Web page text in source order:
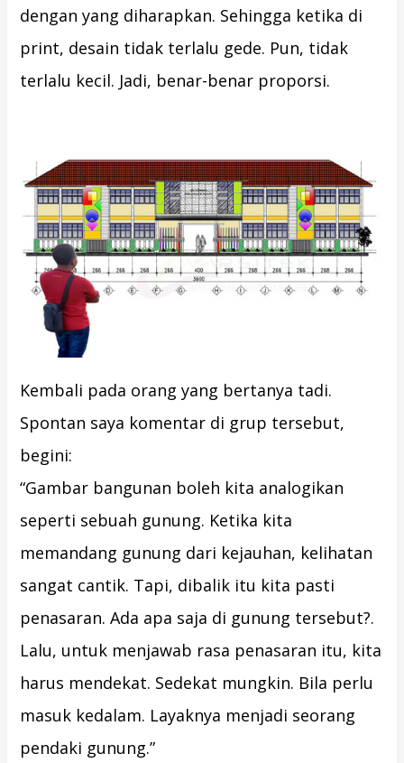
dengan yang diharapkan. Sehingga ketika di
print, desain tidak terlalu gede. Pun, tidak
terlalu kecil. Jadi, benar-benar proporsi.
Kembali pada orang yang bertanya tadi.
Spontan saya komentar di grup tersebut,
begini:
“Gambar bangunan boleh kita analogikan
seperti sebuah gunung. Ketika kita
memandang gunung dari kejauhan, kelihatan
sangat cantik. Tapi, dibalik itu kita pasti
penasaran. Ada apa saja di gunung tersebut?.
Lalu, untuk menjawab rasa penasaran itu, kita
harus mendekat. Sedekat mungkin. Bila perlu
masuk kedalam. Layaknya menjadi seorang
pendaki gunung.”